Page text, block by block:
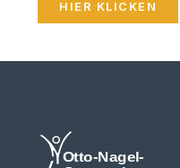
HIER KLI­CKEN